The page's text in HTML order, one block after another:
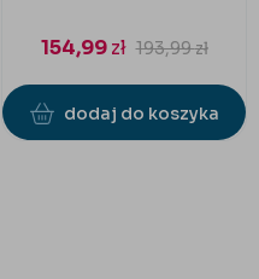
154,99zł 193,99zł
dodaj do koszyka